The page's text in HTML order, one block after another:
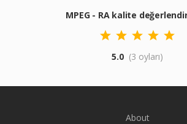
MPEG - RA kalite
5.0 (3 oyları)
About